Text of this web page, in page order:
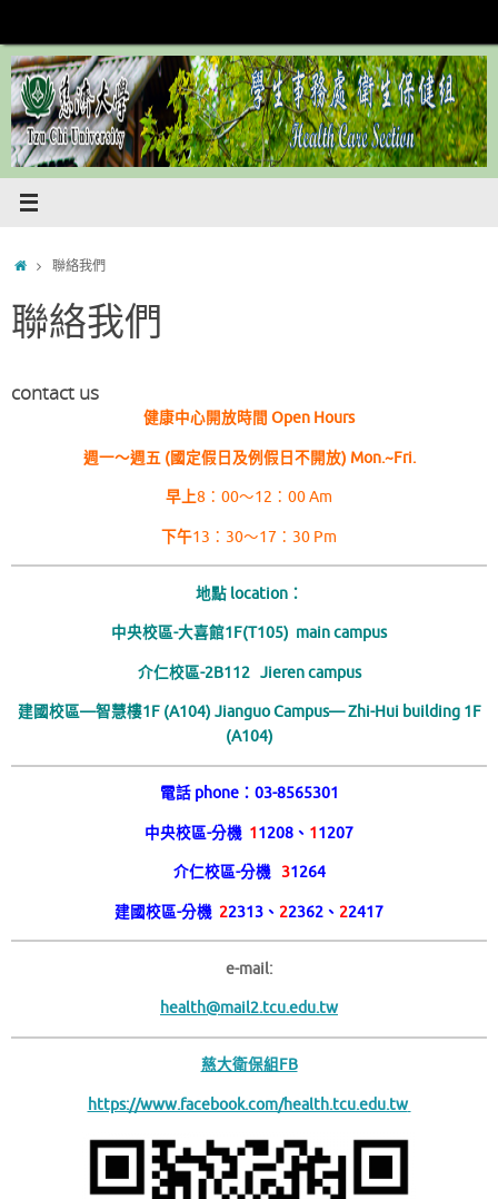
content
Home聯絡我們
聯絡我們
contact us
健康中心開放時間 Open Hours
週一～週五 (國定假日及例假日不開放) Mon.~Fri.
早上8：00～12：00 Am
下午13：30～17：30 Pm
地點 location：
中央校區-大喜館1F(T105) main campus
介仁校區-2B112 Jieren campus
建國校區—智慧樓1F (A104) Jianguo Campus— Zhi-Hui building 1F
(A104)
電話 phone：03-8565301
中央校區-分機 11208、 11207
介仁校區-分機 31264
建國校區-分機 22313、 22362、 22417
e-mail:
health@mail2.tcu.edu.tw
慈大衛保組FB
https://www.facebook.com/health.tcu.edu.tw